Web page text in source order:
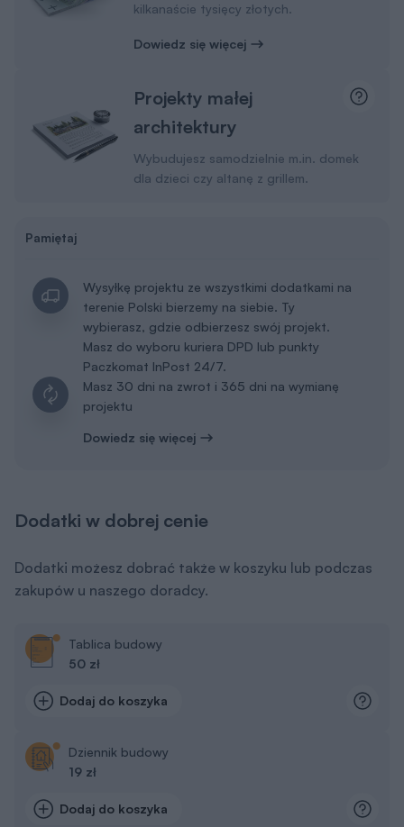
kilkanaście tysięcy złotych.
Dowiedz się więcej
Projekty małej
architektury
Wybudujesz samodzielnie m.in. domek
dla dzieci czy altanę z grillem.
Pamiętaj
Wysyłkę projektu ze wszystkimi dodatkami na
terenie Polski bierzemy na siebie. Ty
wybierasz, gdzie odbierzesz swój projekt.
Masz do wyboru kuriera DPD lub punkty
Paczkomat InPost 24/7.
Masz 30 dni na zwrot i 365 dni na wymianę
projektu
Dowiedz się więcej
Dodatki w dobrej cenie
Dodatki możesz dobrać także w koszyku lub podczas
zakupów u naszego doradcy.
Tablica budowy
50 zł
Dodaj do koszyka
Dziennik budowy
19 zł
Dodaj do koszyka